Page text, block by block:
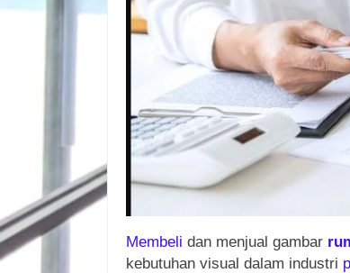
Membeli dan menjual gambar
kebutuhan visual dalam industri